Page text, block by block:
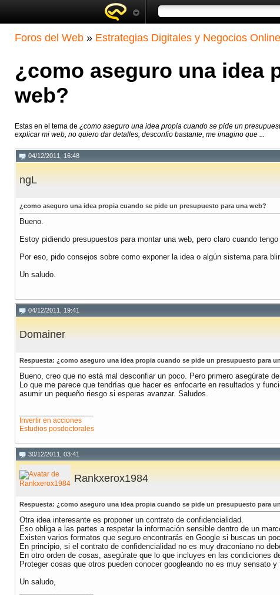
Foros del Web » Estrategias Digitales y Negocios Online
¿como aseguro una idea
web?
Estas en el tema de ¿como aseguro una idea propia cuando se pide un
explicar mi web, no quiero dar detalles, desconfio bastante, me imagino que ...
04/12/2011, 16:48
ngL
¿como aseguro una idea propia cuando se pide un presupuesto para una web?
Bueno.
Estoy pidiendo presupuestos para montar una web, pero claro cuando
Por eso, pido consejos sobre como exponer la idea o algún sistema para
Un saludo.
04/12/2011, 19:41
Domainer
Respuesta: ¿como aseguro una idea propia cuando se pide un presupuesto para
Bueno, creo que no está mal desconfiar un poco. Pero primero asegúrate
Lo que me parece que tendrías que hacer es enfocarte en resultados y
asumir un pequeño riesgo si esperas avanzar. Saludos.
Invertir en acciones
Estudios posdoctorales
30/12/2011, 03:41
Rankxerox1984
Respuesta: ¿como aseguro una idea propia cuando se pide un presupuesto para
Otra idea interesante es proponer un contrato de confidencialidad.
Eso obliga a las partes a respetar la información sensible dentro de un
Existen varios formatos que seguro encontrarás en Google si buscas un
En principio, si el contrato de confidencialidad no es muy draconiano no
En otro orden de cosas, asegúrate que lo que incluyes en las condiciones
Proteger cosas que otros pueden conocer googleando no es muy sensato
Un saludo,